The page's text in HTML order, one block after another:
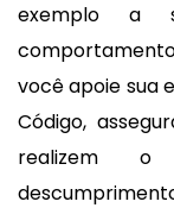
exemplo a
você apoie sua
Código,
realizem o